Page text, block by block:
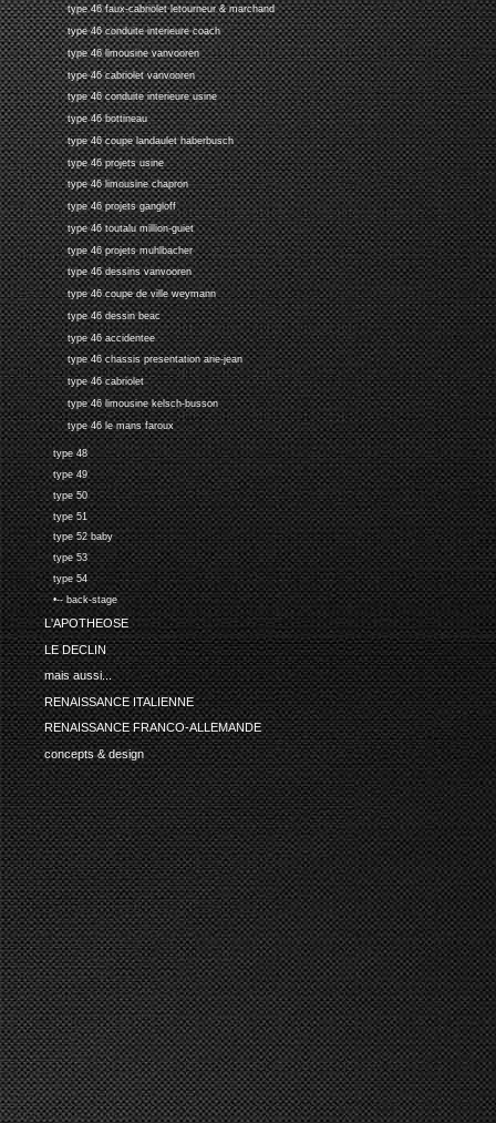
type 46 faux-cabriolet letourneur & marchand
type 46 conduite interieure coach
type 46 limousine vanvooren
type 46 cabriolet vanvooren
type 46 conduite interieure usine
type 46 bottineau
type 46 coupe landaulet haberbusch
type 46 projets usine
type 46 limousine chapron
type 46 projets gangloff
type 46 toutalu million-guiet
type 46 projets muhlbacher
type 46 dessins vanvooren
type 46 coupe de ville weymann
type 46 dessin beac
type 46 accidentee
type 46 chassis presentation arie-jean
type 46 cabriolet
type 46 limousine kelsch-busson
type 46 le mans faroux
type 48
type 49
type 50
type 51
type 52 baby
type 53
type 54
•-- back-stage
L'APOTHEOSE
LE DECLIN
mais aussi...
RENAISSANCE ITALIENNE
RENAISSANCE FRANCO-ALLEMANDE
concepts & design